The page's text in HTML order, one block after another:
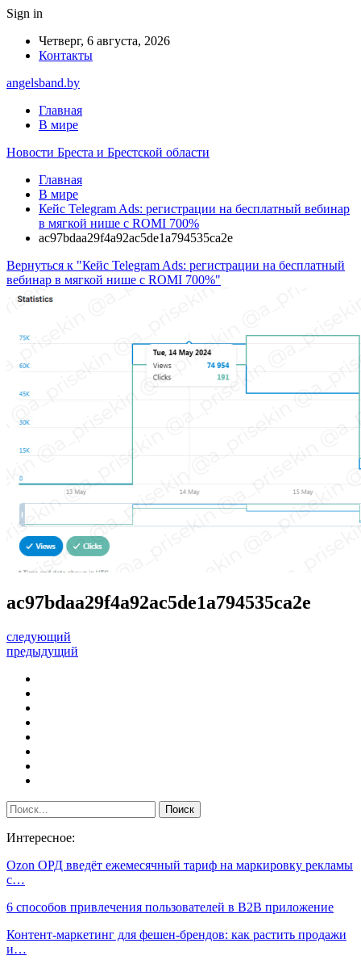
Sign in
Четверг, 6 августа, 2026
Контакты
angelsband.by
Главная
В мире
Новости Бреста и Брестской области
Главная
В мире
Кейс Telegram Ads: регистрации на бесплатный вебинар
в мягкой нише с ROMI 700%
ac97bdaa29f4a92ac5de1a794535ca2e
Вернуться к "Кейс Telegram Ads: регистрации на бесплатный
вебинар в мягкой нише с ROMI 700%"
ac97bdaa29f4a92ac5de1a794535ca2e
следующий
предыдущий
Интересное:
Ozon ОРД введёт ежемесячный тариф на маркировку рекламы
с…
6 способов привлечения пользователей в В2В приложение
Контент-маркетинг для фешен-брендов: как растить продажи
и…